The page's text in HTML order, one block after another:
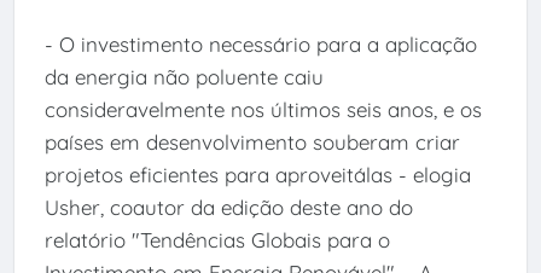
- O investimento necessário para a aplicação
da energia não poluente caiu
consideravelmente nos últimos seis anos, e os
países em desenvolvimento souberam criar
projetos eficientes para aproveitálas - elogia
Usher, coautor da edição deste ano do
relatório "Tendências Globais para o